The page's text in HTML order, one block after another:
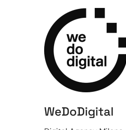
WeDoDigital